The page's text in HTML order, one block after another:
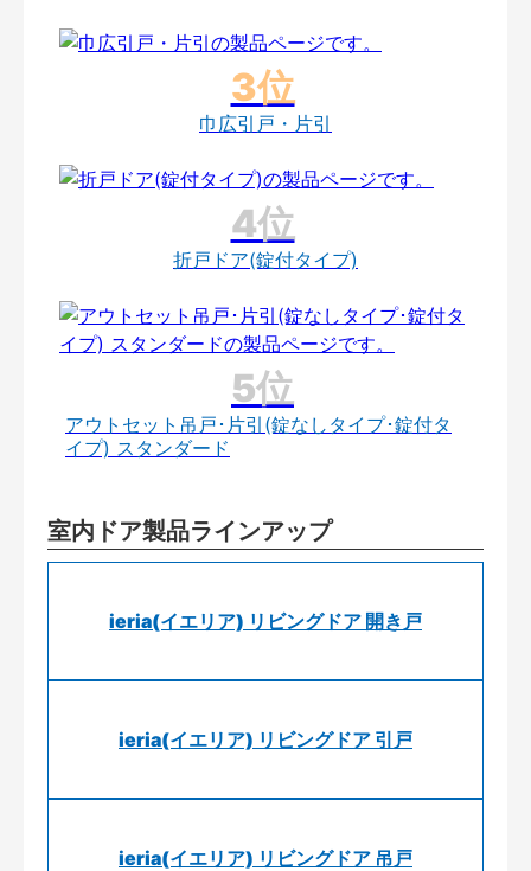
巾広引戸・片引
折戸ドア(錠付タイプ)
アウトセット吊戸･片引(錠なしタイプ･錠付タ
イプ) スタンダード
室内ドア製品ラインアップ
ieria(イエリア) リビングドア 開き戸
ieria(イエリア) リビングドア 引戸
ieria(イエリア) リビングドア 吊戸